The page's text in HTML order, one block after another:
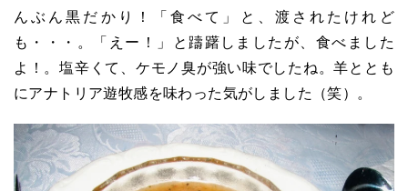
んぶん黒だかり！「食べて」と、渡されたけれど
も・・・。「えー！」と躊躇しましたが、食べました
よ！。塩辛くて、ケモノ臭が強い味でしたね。羊ととも
にアナトリア遊牧感を味わった気がしました（笑）。